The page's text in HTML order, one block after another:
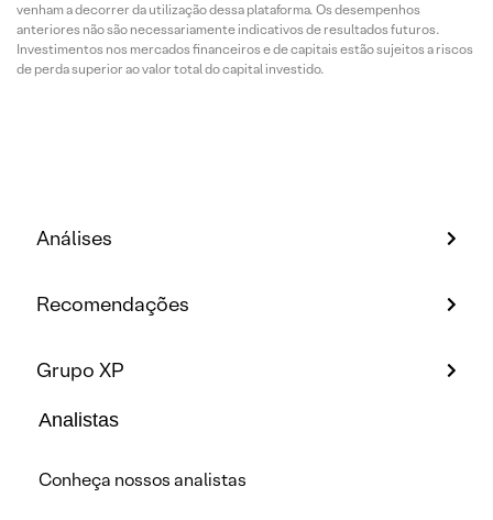
venham a decorrer da utilização dessa plataforma. Os desempenhos
anteriores não são necessariamente indicativos de resultados futuros.
Investimentos nos mercados financeiros e de capitais estão sujeitos a riscos
de perda superior ao valor total do capital investido.
Análises
Recomendações
Grupo XP
Analistas
Conheça nossos analistas